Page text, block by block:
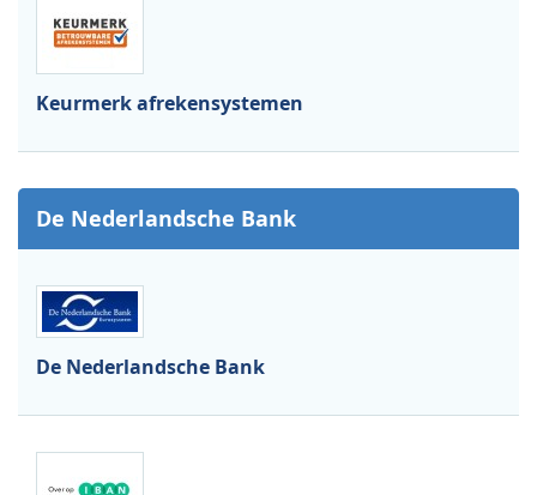
Keurmerk afrekensystemen
De Nederlandsche Bank
De Nederlandsche Bank